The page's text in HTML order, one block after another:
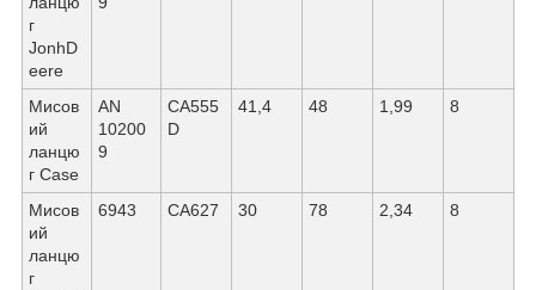
г
JonhD
eere
Мисов
ий
ланцю
г Саѕе
AN
10200
9
CА555
D
41,4 48 1,99 8
Мисов
ий
ланцю
г
6943 СА627 30 78 2,34 8